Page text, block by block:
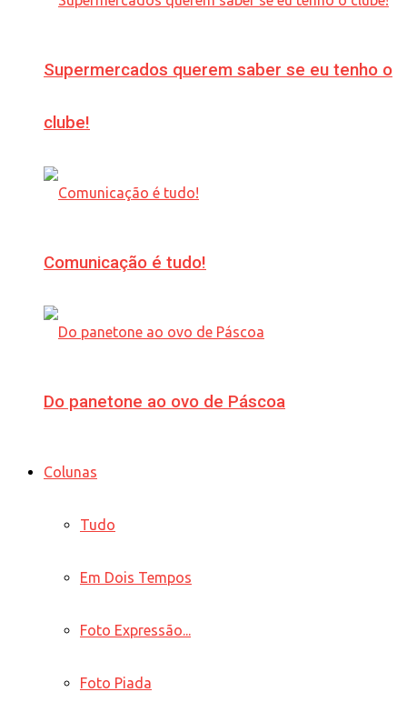
Supermercados querem saber se eu tenho o
clube!
Comunicação é tudo!
Do panetone ao ovo de Páscoa
Colunas
Tudo
Em Dois Tempos
Foto Expressão...
Foto Piada